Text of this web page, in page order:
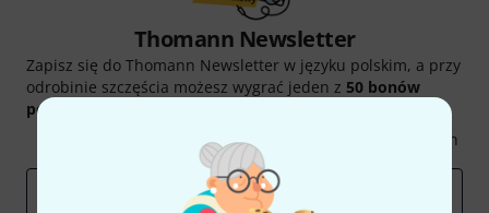
Thomann Newsletter
Zapisz się do Thomann Newsletter w języku polskim, a przy
odrobinie szczęścia możesz wygrać jeden z 50 bonów
podarunkowych
Oferty Spostrzeżenia Thomann